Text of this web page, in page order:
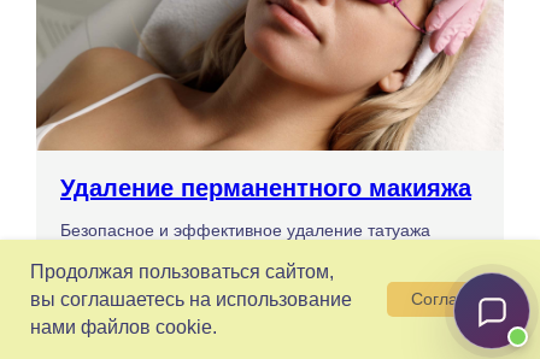
Удаление перманентного макияжа
Безопасное и эффективное удаление татуажа
Продолжая пользоваться сайтом,
вы соглашаетесь на использование
нами файлов cookie.
Согласен